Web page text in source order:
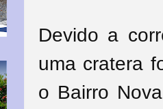
Devido a
uma cratera
o Bairro